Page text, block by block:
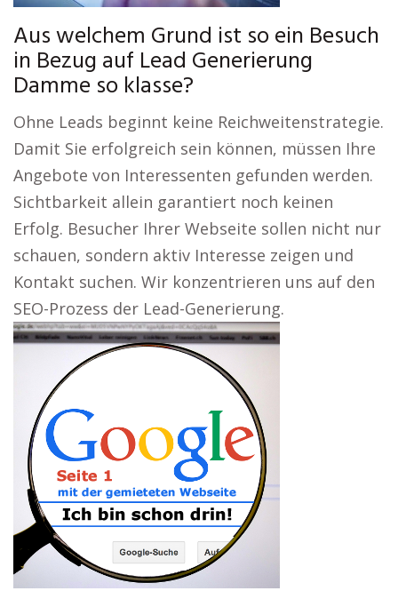
Aus welchem Grund ist so ein Besuch
in Bezug auf Lead Generierung
Damme so klasse?
Ohne Leads beginnt keine Reichweitenstrategie.
Damit Sie erfolgreich sein können, müssen Ihre
Angebote von Interessenten gefunden werden.
Sichtbarkeit allein garantiert noch keinen
Erfolg. Besucher Ihrer Webseite sollen nicht nur
schauen, sondern aktiv Interesse zeigen und
Kontakt suchen. Wir konzentrieren uns auf den
SEO-Prozess der Lead-Generierung.